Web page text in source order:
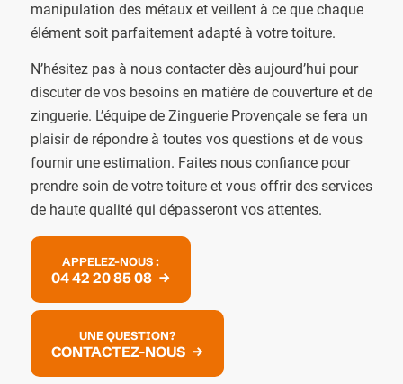
manipulation des métaux et veillent à ce que chaque
élément soit parfaitement adapté à votre toiture.
N’hésitez pas à nous contacter dès aujourd’hui pour
discuter de vos besoins en matière de couverture et de
zinguerie. L’équipe de Zinguerie Provençale se fera un
plaisir de répondre à toutes vos questions et de vous
fournir une estimation. Faites nous confiance pour
prendre soin de votre toiture et vous offrir des services
de haute qualité qui dépasseront vos attentes.
APPELEZ-NOUS :
04 42 20 85 08
UNE QUESTION?
CONTACTEZ-NOUS